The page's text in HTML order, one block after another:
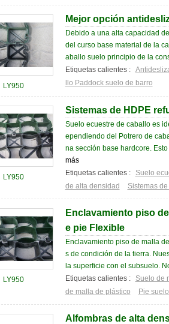
LY950
Mejor opción
Debido a una alta capacidad
del curso base material de la
aballo suelo principio de la
Etiquetas calientes :
llo Paddock suelo de barro
LY950
Sistemas de HDPE
Suelo ecuestre de caballo es
ependiendo del Potrero de
na sección base hardcore.
más
Etiquetas calientes :
Suelo
de alta densidad
Sistemas
LY950
Enclavamiento piso
e pie Flexible
Enclavamiento piso de malla
s de condición de la tierra.
la superficie con el subsuelo.
Etiquetas calientes :
Suelo de
de malla de plástico
Pie
Alfombras de alta